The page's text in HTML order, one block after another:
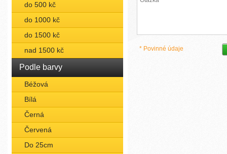
do 500 kč
do 1000 kč
do 1500 kč
nad 1500 kč
Podle barvy
Béžová
Bílá
Černá
Červená
Do 25cm
* Povinné údaje